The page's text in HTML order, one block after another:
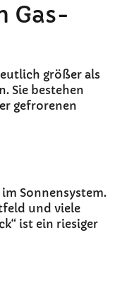
Gas-
größer als
Sie bestehen
gefrorenen
Sonnensystem.
und viele
ist ein riesiger